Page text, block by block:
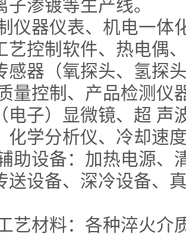
子渗镀等生产线。
仪器仪表、机电一体
艺控制软件、热电偶
感器（氧探头、氢探
量控制、产品检测仪
电子）显微镜、超 声
化学分析仪、冷却速
助设备：加热电源、
送设备、深冷设备、
艺材料：各种淬火介